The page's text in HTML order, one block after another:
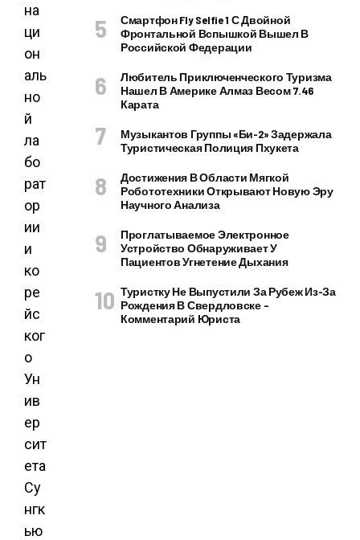
на
ци
он
аль
но
й
ла
бо
рат
ор
ии
и
ко
ре
йс
ког
о
Ун
ив
ер
сит
ета
Су
нгк
ью
Смартфон Fly Selfie 1 С Двойной
Фронтальной Вспышкой Вышел В
Российской Федерации
Любитель Приключенческого Туризма
Нашел В Америке Алмаз Весом 7.46
Карата
Музыкантов Группы «Би-2» Задержала
Туристическая Полиция Пхукета
Достижения В Области Мягкой
Робототехники Открывают Новую Эру
Научного Анализа
Проглатываемое Электронное
Устройство Обнаруживает У
Пациентов Угнетение Дыхания
Туристку Не Выпустили За Рубеж Из-За
Рождения В Свердловске –
Комментарий Юриста